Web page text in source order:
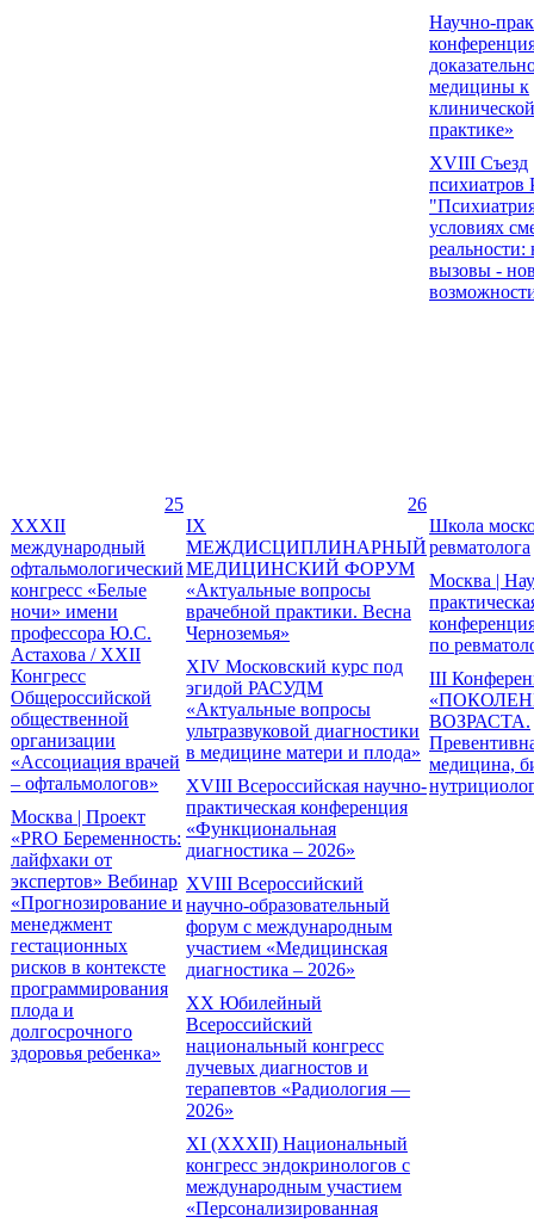
Научно-
медицины к
клинической
практике»
XVIII Съезд
психиатров
условиях
реальности:
вызовы -
25
XXXII
международный
офтальмологический
конгресс «Белые
ночи» имени
профессора Ю.С.
Астахова / XXII
Конгресс
Общероссийской
общественной
организации
«Ассоциация врачей
– офтальмологов»
Москва | Проект
«PRO Беременность:
лайфхаки от
экспертов» Вебинар
«Прогнозирование и
менеджмент
гестационных
рисков в контексте
программирования
плода и
долгосрочного
здоровья ребенка»
26
IX
МЕЖДИСЦИПЛИНАРНЫЙ
МЕДИЦИНСКИЙ ФОРУМ
«Актуальные вопросы
врачебной практики. Весна
Черноземья»
XIV Московский курс под
эгидой РАСУДМ
«Актуальные вопросы
ультразвуковой диагностики
в медицине матери и плода»
XVIII Всероссийская научно-
практическая конференция
«Функциональная
диагностика – 2026»
XVIII Всероссийский
научно-образовательный
форум с международным
участием «Медицинская
диагностика – 2026»
XX Юбилейный
Всероссийский
национальный конгресс
лучевых диагностов и
терапевтов «Радиология —
2026»
XI (XXXII) Национальный
конгресс эндокринологов с
международным участием
«Персонализированная
Школа
ревматолога
Москва |
по
III
ВОЗРАСТА.
медицина,